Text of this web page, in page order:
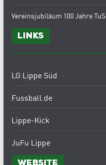
Vereinsjubiläum 100 Jahre TuS
Links
LG Lippe Süd
Fussball.de
Lippe-Kick
JuFu Lippe
Website